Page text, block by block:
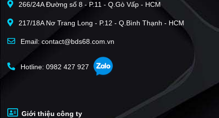
266/24A Đường số 8 - P.11 - Q.Gò Vấp - HCM
217/18A Nơ Trang Long - P.12 - Q.Bình Thạnh - HCM
Email: contact@bds68.com.vn
Hotline: 0982 427 927
Giới thiệu công ty